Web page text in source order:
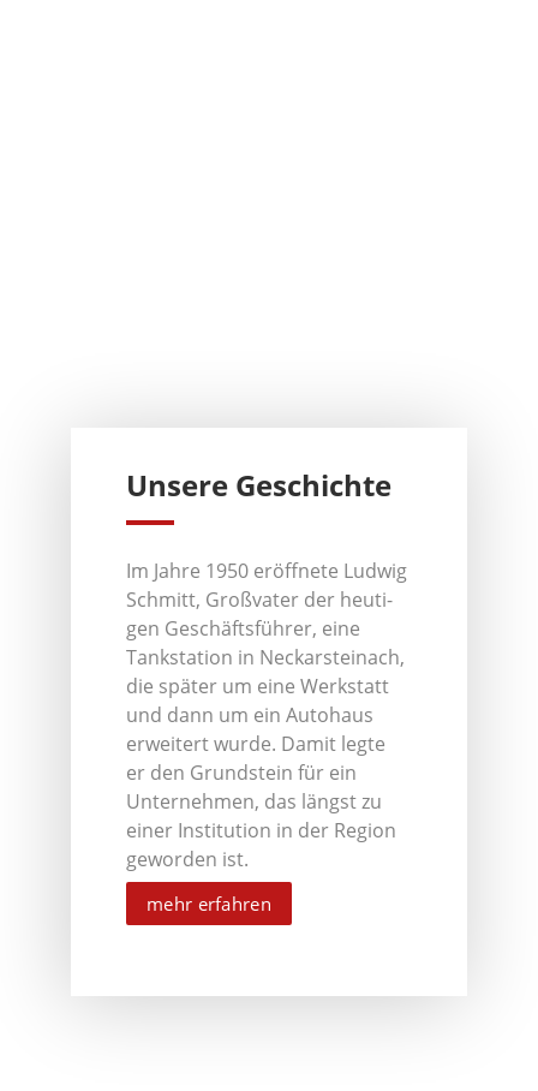
Unse­re Geschichte
Im Jah­re 1950 eröff­ne­te Lud­wig
Schmitt, Groß­va­ter der heu­ti­
gen Geschäfts­füh­rer, eine
Tank­sta­ti­on in Neckar­stein­ach,
die spä­ter um eine Werk­statt
und dann um ein Auto­haus
erwei­tert wur­de. Damit leg­te
er den Grund­stein für ein
Unter­neh­men, das längst zu
einer Insti­tu­ti­on in der Regi­on
gewor­den ist.
mehr erfah­ren